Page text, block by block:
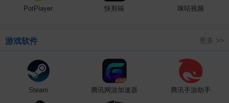
PotPlayer 快剪辑 咪咕视频
游戏软件 更多 >>
Steam 腾讯网游加速器 腾讯手游助手